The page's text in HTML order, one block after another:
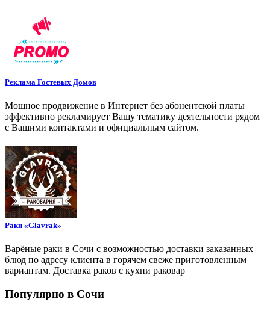
Реклама Гостевых Домов
Мощное продвижение в Интернет без абонентской платы
эффективно рекламирует Вашу тематику деятельности рядом
с Вашими контактами и официальным сайтом.
Раки «Glavrak»
Варёные раки в Сочи с возможностью доставки заказанных
блюд по адресу клиента в горячем свеже приготовленным
вариантам. Доставка раков с кухни раковар
Популярно в Сочи